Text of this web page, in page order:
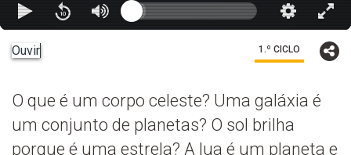
Ouvir 1.º CICLO
O que é um corpo celeste? Uma galáxia é
um conjunto de planetas? O sol brilha
porque é uma estrela? A lua é um planeta e